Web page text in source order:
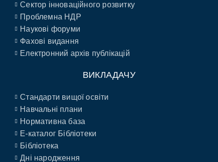
Сектор інноваційного розвитку
Проблемна НДР
Наукові форуми
Фахові видання
Електронний архів публікацій
ВИКЛАДАЧУ
Стандарти вищої освіти
Навчальні плани
Нормативна база
E-каталог Бібліотеки
Бібліотека
Дні народження